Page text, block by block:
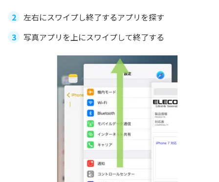
左右にスワイプし終了するアプリを探す
写真アプリを上にスワイプして終了する